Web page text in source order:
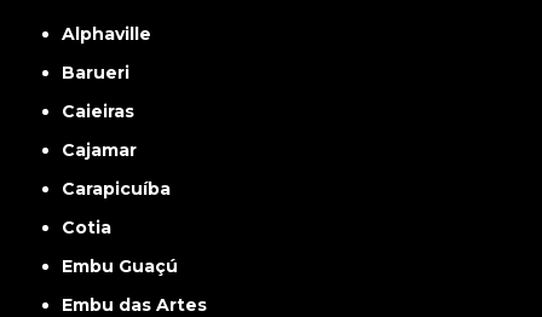
Alphaville
Barueri
Caieiras
Cajamar
Carapicuíba
Cotia
Embu Guaçú
Embu das Artes